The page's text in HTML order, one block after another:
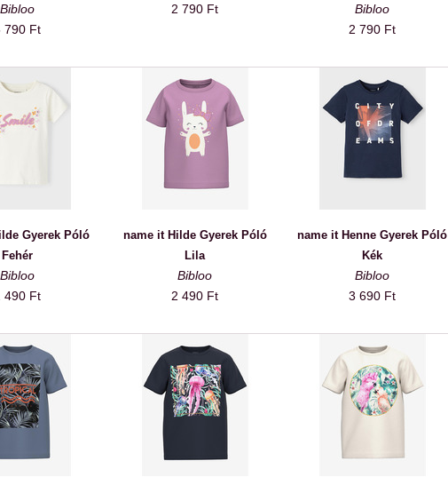
Bibloo
790 Ft
2 790 Ft
Bibloo
2 790 Ft
Gyerek Póló
Fehér
Bibloo
490 Ft
name it Hilde Gyerek Póló
Lila
Bibloo
2 490 Ft
name it Henne Gyerek Póló
Kék
Bibloo
3 690 Ft